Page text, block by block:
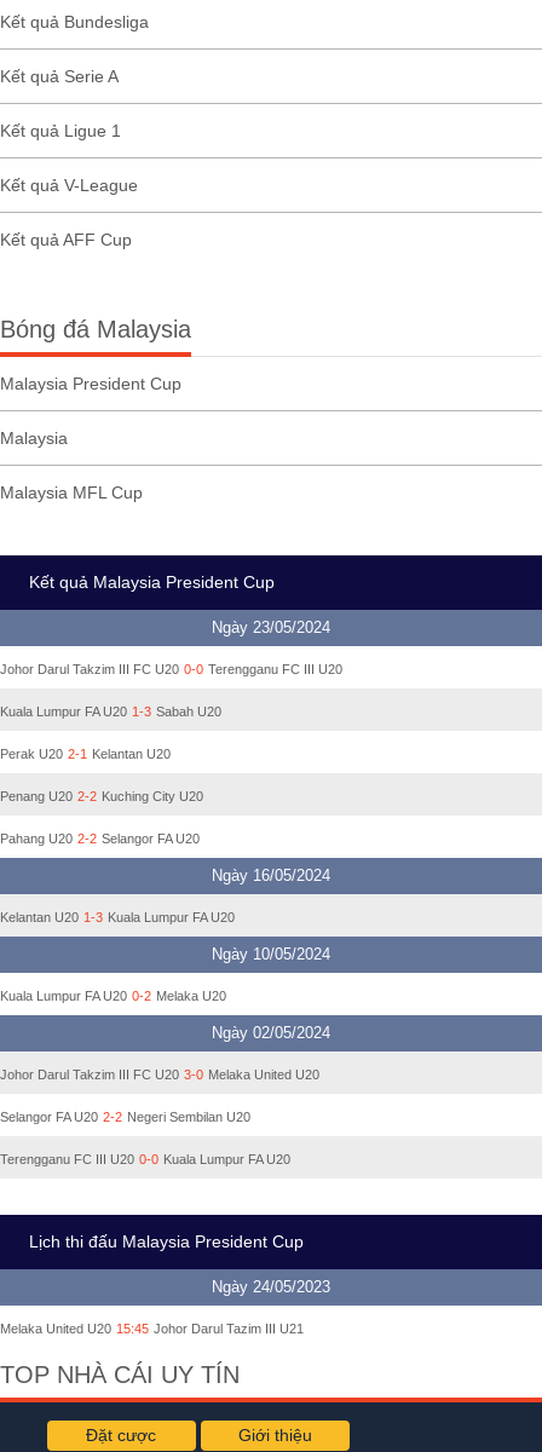
Kết quả Bundesliga
Kết quả Serie A
Kết quả Ligue 1
Kết quả V-League
Kết quả AFF Cup
Bóng đá Malaysia
Malaysia President Cup
Malaysia
Malaysia MFL Cup
Kết quả Malaysia President Cup
Ngày 23/05/2024
Johor Darul Takzim III FC U20 0-0 Terengganu FC III U20
Kuala Lumpur FA U20 1-3 Sabah U20
Perak U20 2-1 Kelantan U20
Penang U20 2-2 Kuching City U20
Pahang U20 2-2 Selangor FA U20
Ngày 16/05/2024
Kelantan U20 1-3 Kuala Lumpur FA U20
Ngày 10/05/2024
Kuala Lumpur FA U20 0-2 Melaka U20
Ngày 02/05/2024
Johor Darul Takzim III FC U20 3-0 Melaka United U20
Selangor FA U20 2-2 Negeri Sembilan U20
Terengganu FC III U20 0-0 Kuala Lumpur FA U20
Lịch thi đấu Malaysia President Cup
Ngày 24/05/2023
Melaka United U20 15:45 Johor Darul Tazim III U21
TOP NHÀ CÁI UY TÍN
Đặt cược Giới thiệu